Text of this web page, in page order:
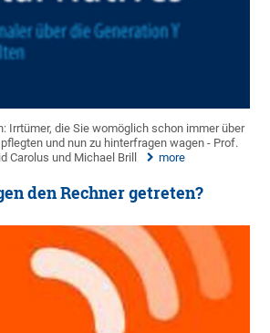
Irrtümer, die Sie womöglich schon immer über
und nun zu hinterfragen wagen - Prof.
Carolus und Michael Brill
more
den Rechner getreten?